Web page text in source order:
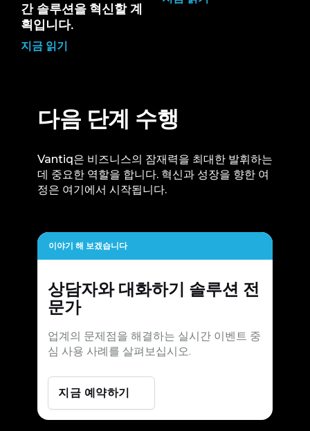
간 솔루션을 혁신할 계
획입니다.
지금 읽기
다음 단계 수행
Vantiq은 비즈니스의 잠재력을 최대한 발휘하는
데 중요한 역할을 합니다. 혁신과 성장을 향한 여
정은 여기에서 시작됩니다.
이야기 해 보겠습니다
상담자와 대화하기 솔루션 전
문가
업계의 문제점을 해결하는 실시간 이벤트 중
심 사용 사례를 살펴보십시오.
지금 예약하기